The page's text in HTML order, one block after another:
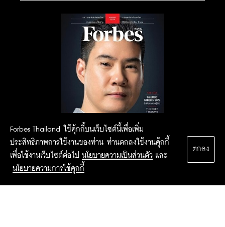
Forbes Thailand ใช้คุ้กกี้บนเว็บไซต์นี้เพื่อเพิ่ม
ประสิทธิภาพการใช้งานของท่าน ท่านตกลงใช้งานคุ้กกี้
เพื่อใช้งานเว็บไซต์ต่อไป นโยบายความเป็นส่วนตัว และ
นโยบายความการใช้คุกกี้
ตกลง
2015 Forbesthailand.com ALL RIGHTS RESERVED